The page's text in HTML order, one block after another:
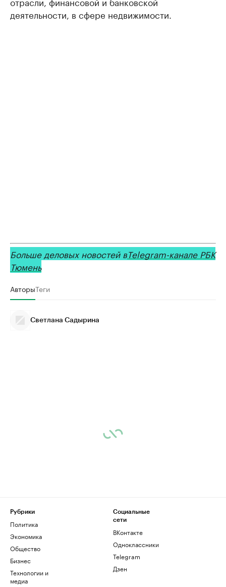
деятельности, в сфере недвижимости.
Больше деловых новостей вTelegram-канале РБК
Тюмень
АвторыТеги
Светлана Садырина
Рубрики
Политика
Экономика
Общество
Бизнес
Технологии и
медиа
Социальные
сети
ВКонтакте
Одноклассники
Telegram
Дзен